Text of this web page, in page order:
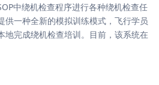
中绕机检查程序进行各种绕机检查任
供一种全新的模拟训练模式，飞行学员
地完成绕机检查培训。目前，该系统在